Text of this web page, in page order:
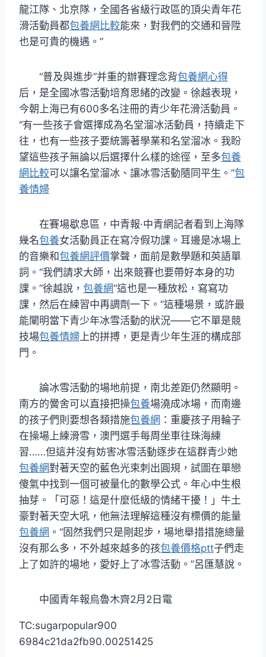
龍江隊、北京隊，全國各省級行政區的頂尖青年花
滑活動員都包養網比較能來，對我們的交通和晉陞
也是可貴的機遇。”
“普及與進步”并重的辦賽理念背包養網心得
后，是全國冰雪活動培育思緒的改變。徐越表現，
今朝上海已有600多名注冊的青少年花滑活動員。
“有一些孩子會選擇成為名堂溜冰活動員，持續走下
往，也有一些孩子要統籌著學業和名堂溜冰。我盼
望這些孩子無論以后選擇什么樣的途徑，至多包養
網比較可以讓名堂溜冰、讓冰雪活動隨同平生。”包
養情婦
在賽場歇息區，中青報·中青網記者看到上海隊
幾名包養女活動員正在寫冷假功課。耳邊是冰場上
的音樂和包養網評價掌聲，面前是數學題和英語單
詞。“我們請求大師，出來競賽也要帶好本身的功
課。”徐越說， 包養網“這也是一種放松，寫寫功
課，然后在練習中再調劑一下。”這種場景，或許最
能闡明當下青少年冰雪活動的狀況——它不單是競
技場包養情婦 上的拼搏，更是青少年生涯的構成部
門。
論冰雪活動的場地前提，南北差距仍然顯明。
南方的黌舍可以直接把操包養場澆成冰場，而南邊
的孩子們則要想各類措施包養網 ：重慶孩子用輪子
在操場上練滑雪，澳門選手每周坐車往珠海練
習……但這并沒有妨害冰雪活動逐步在這群青少她
包養網對著天空的藍色光束刺出圓規，試圖在單戀
傻氣中找到一個可被量化的數學公式。年心中生根
抽芽。「可惡！這是什麼低級的情緒干擾！」牛土
豪對著天空大吼，他無法理解這種沒有標價的能量
包養網 。“固然我們只是剛起步，場地舉措措施總量
沒有那么多，不外越來越多的孩包養價格ptt子們走
上了如許的場地，愛好上了冰雪活動。”呂匯慧說。
中國青年報烏魯木齊2月2日電
TC:sugarpopular900
6984c21da2fb90.00251425